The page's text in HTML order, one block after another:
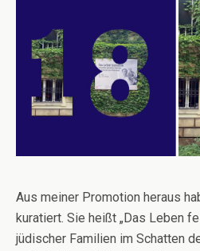
Aus meiner Promotion heraus
kuratiert. Sie heißt „Das Leben
jüdischer Familien im Schatten